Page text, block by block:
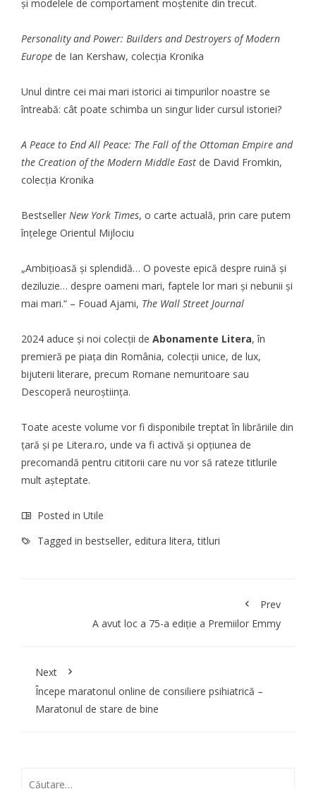
și modelele de comportament moștenite din trecut.
Personality and Power: Builders and Destroyers of Modern
Europe de Ian Kershaw, colecția Kronika
Unul dintre cei mai mari istorici ai timpurilor noastre se
întreabă: cât poate schimba un singur lider cursul istoriei?
A Peace to End All Peace: The Fall of the Ottoman Empire and
the Creation of the Modern Middle East de David Fromkin,
colecția Kronika
Bestseller New York Times, o carte actuală, prin care putem
înțelege Orientul Mijlociu
„Ambițioasă și splendidă… O poveste epică despre ruină și
deziluzie… despre oameni mari, faptele lor mari și nebunii și
mai mari.“ – Fouad Ajami, The Wall Street Journal
2024 aduce și noi colecții de Abonamente Litera, în
premieră pe piața din România, colecții unice, de lux,
bijuterii literare, precum Romane nemuritoare sau
Descoperă neuroștiința.
Toate aceste volume vor fi disponibile treptat în librăriile din
țară și pe Litera.ro, unde va fi activă și opțiunea de
precomandă pentru cititorii care nu vor să rateze titlurile
mult așteptate.
Posted in Utile
Tagged in bestseller, editura litera,titluri
Prev
A avut loc a 75-a ediție a Premiilor Emmy
Next
Începe maratonul online de consiliere psihiatrică –
Maratonul de stare de bine